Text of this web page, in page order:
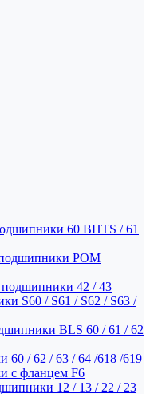
60 BHTS / 61
POM
42 / 43
S60 / S61 / S62 / S63 /
BLS 60 / 61 / 62
/ 62 / 63 / 64 /618 /619
с фланцем F6
12 / 13 / 22 / 23